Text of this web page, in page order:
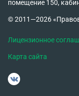
помещение 150,
© 2011—2026
Лицензионное
Карта сайта